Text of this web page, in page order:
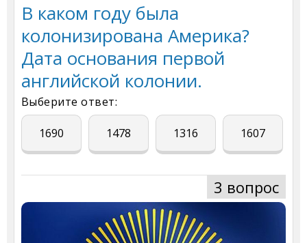
В каком году была
колонизирована Америка?
Дата основания первой
английской колонии.
Выберите ответ:
1690 1478 1316 1607
3 вопрос